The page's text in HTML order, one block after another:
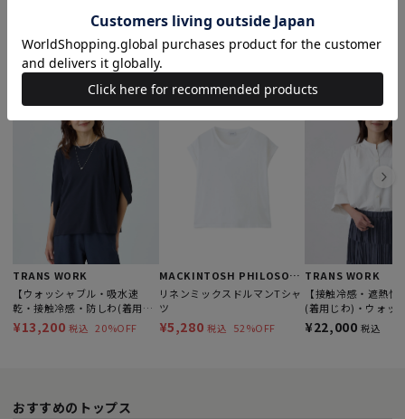
このアイテムを見た人はこんなアイテムも見ています
TRANS WORK
【ウォッシャブル・吸水速
乾・接触冷感・防しわ(着用じ
わ）】GARUDA TWISTY
COMPACTカットソー
¥13,200 税込 20%OFF
MACKINTOSH PHILOSOPHY
リネンミックスドルマンTシャ
ツ
¥5,280 税込 52%OFF
TRANS WORK
【接触冷感・遮熱性
(着用じわ)・ウォッ
ソフトライプライタ
ス
¥22,000 税込
おすすめのトップス